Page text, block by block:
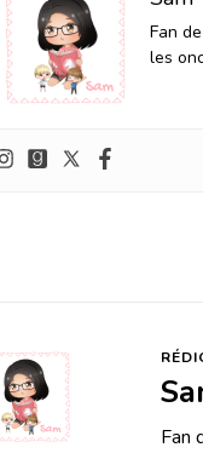
Fan
les
Fan